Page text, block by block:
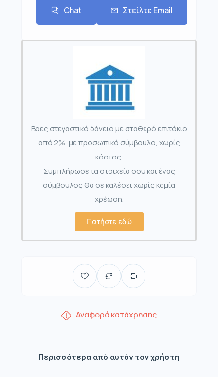
Chat Στείλτε Email
Βρες στεγαστικό δάνειο με σταθερό επιτόκιο
από 2%, με προσωπικό σύμβουλο, χωρίς
κόστος.
Συμπλήρωσε τα στοιχεία σου και ένας
σύμβουλος θα σε καλέσει χωρίς καμία
χρέωση.
Πατήστε εδώ
Αναφορά κατάχρησης
Περισσότερα από αυτόν τον χρήστη